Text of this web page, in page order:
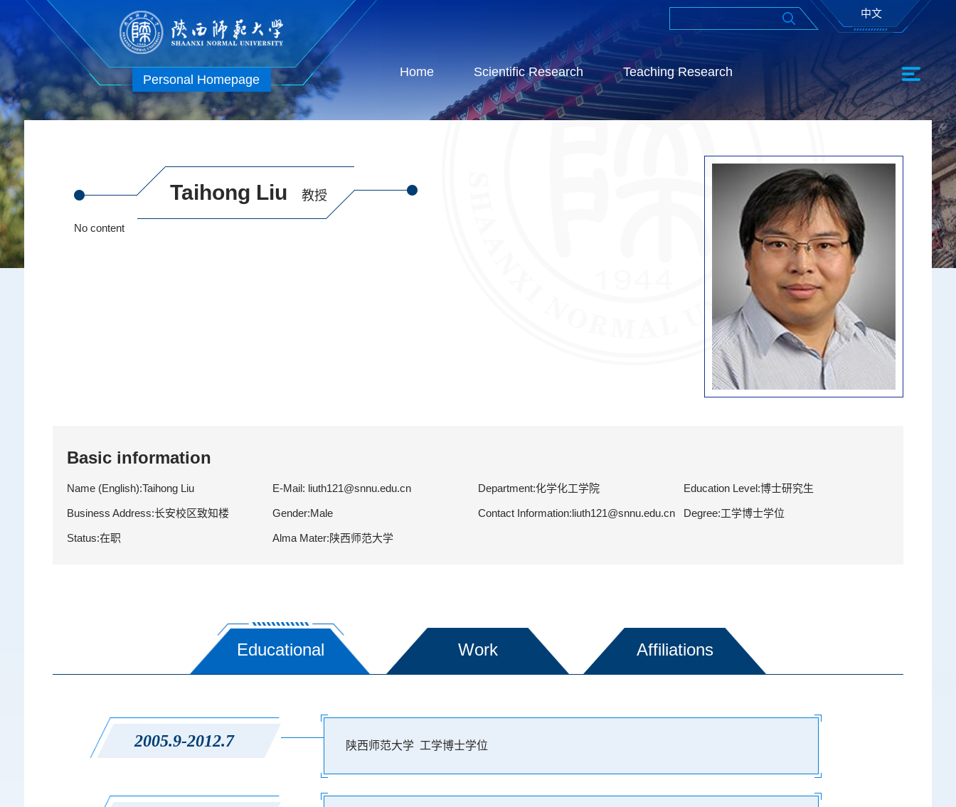
Personal Homepage
中文
Home Scientific Research Teaching Research
Taihong Liu 教授
No content
Basic information
Name (English):Taihong Liu E-Mail: liuth121@snnu.edu.cn Department:化学化工学院 Education Level:博士研究生
Business Address:长安校区致知楼 Gender:Male Contact Information:liuth121@snnu.edu.cn Degree:工学博士学位
Status:在职 Alma Mater:陕西师范大学
Educational Work Affiliations
2005.9-2012.7 陕西师范大学 工学博士学位